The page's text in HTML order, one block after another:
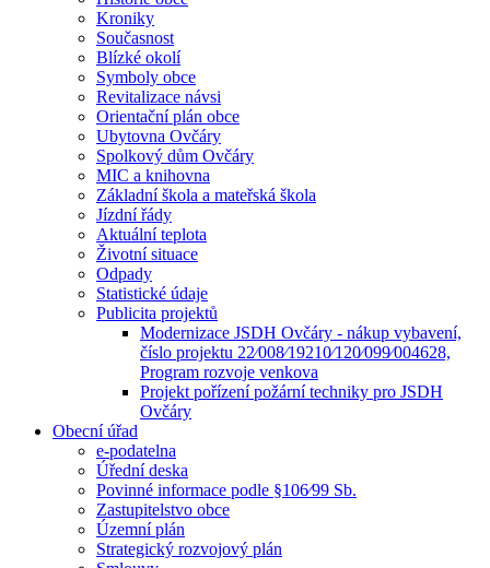
Kroniky
Současnost
Blízké okolí
Symboly obce
Revitalizace návsi
Orientační plán obce
Ubytovna Ovčáry
Spolkový dům Ovčáry
MIC a knihovna
Základní škola a mateřská škola
Jízdní řády
Aktuální teplota
Životní situace
Odpady
Statistické údaje
Publicita projektů
Modernizace JSDH Ovčáry - nákup vybavení,
číslo projektu 22⁄008⁄19210⁄120⁄099⁄004628,
Program rozvoje venkova
Projekt pořízení požární techniky pro JSDH
Ovčáry
Obecní úřad
e-podatelna
Úřední deska
Povinné informace podle §106⁄99 Sb.
Zastupitelstvo obce
Územní plán
Strategický rozvojový plán